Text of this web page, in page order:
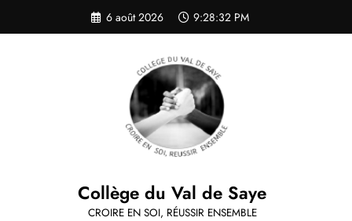
contenu
6 août 2026 9:28:33 PM
Collège du Val de Saye
CROIRE EN SOI, RÉUSSIR ENSEMBLE